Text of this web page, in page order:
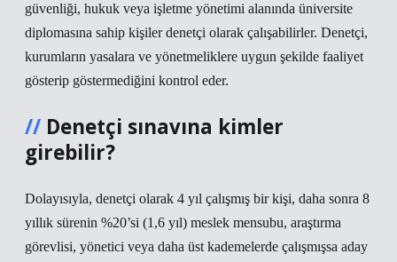
güvenliği, hukuk veya işletme yönetimi alanında üniversite
diplomasına sahip kişiler denetçi olarak çalışabilirler. Denetçi,
kurumların yasalara ve yönetmeliklere uygun şekilde faaliyet
gösterip göstermediğini kontrol eder.
Denetçi sınavına kimler
girebilir?
Dolayısıyla, denetçi olarak 4 yıl çalışmış bir kişi, daha sonra 8
yıllık sürenin %20’si (1,6 yıl) meslek mensubu, araştırma
görevlisi, yönetici veya daha üst kademelerde çalışmışsa aday